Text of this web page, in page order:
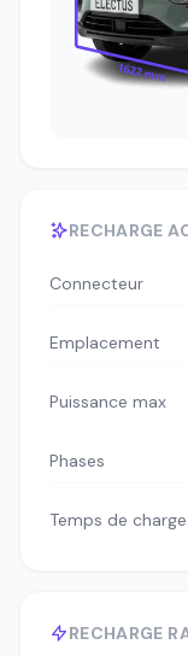
1622 mm
RECHARGE
Connecteur
Emplacement
Puissance max
Phases
Temps de charge
RECHARGE